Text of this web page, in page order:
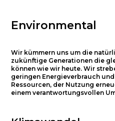
Environmental
Wir kümmern uns um die
zukünftige Generationen die
können wie wir heute. Wir
geringen Energieverbrauch
Ressourcen, der Nutzung
einem verantwortungsvollen